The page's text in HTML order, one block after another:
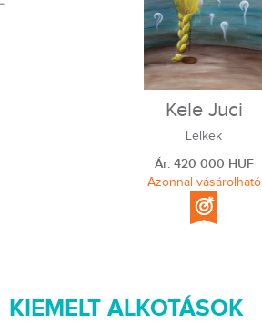
Kele Juci
Lelkek
Ár: 420 000 HUF
Azonnal vásárolható
KIEMELT ALKOTÁSOK